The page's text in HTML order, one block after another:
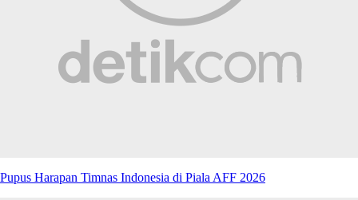
Pupus Harapan Timnas Indonesia di Piala AFF 2026